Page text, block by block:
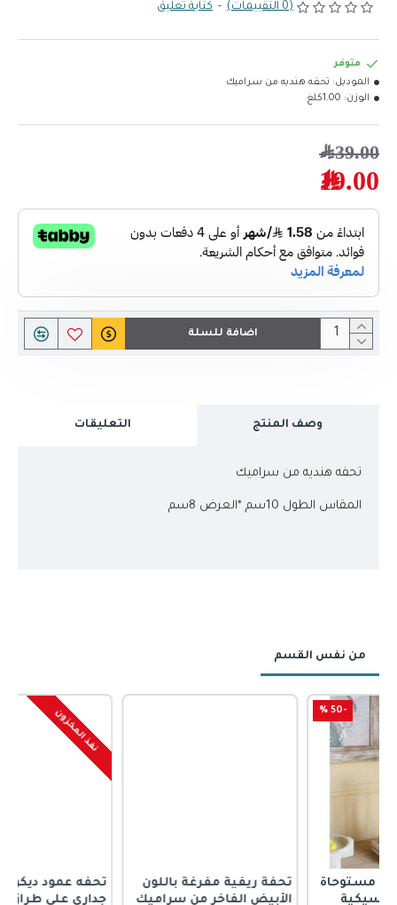
(0 التقييمات) - كتابة تعليق
19.00﷼
39.00﷼
متوفر
الموديل: تحفه هنديه من سراميك
الوزن: 1.00كلغ
اضافة للسلة
وصف المنتج التعليقات
تحفه هنديه من سراميك
المقاس الطول 10سم *العرض 8سم
من نفس القسم
تحفة ريفية مفرغة باللون
الأبيض الفاخر من سراميك
-60 %
تحفه عمود ديكور تعليق
جداري على طراز الروماني-